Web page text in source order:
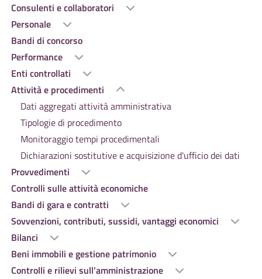
Consulenti e collaboratori
Personale
Bandi di concorso
Performance
Enti controllati
Attività e procedimenti
Dati aggregati attività amministrativa
Tipologie di procedimento
Monitoraggio tempi procedimentali
Dichiarazioni sostitutive e acquisizione d'ufficio dei dati
Provvedimenti
Controlli sulle attività economiche
Bandi di gara e contratti
Sovvenzioni, contributi, sussidi, vantaggi economici
Bilanci
Beni immobili e gestione patrimonio
Controlli e rilievi sull’amministrazione